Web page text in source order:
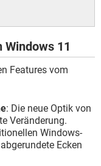
Windows 11
Features vom
: Die neue Optik von
Veränderung.
Windows-
Ecken